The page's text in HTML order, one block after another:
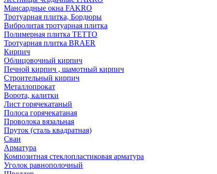
Мансардные окна FAKRO
Тротуарная плитка, Бордюры
Вибролитая тротуарная плитка
Полимерная плитка TETTO
Тротуарная плитка BRAER
Кирпич
Облицовочный кирпич
Печной кирпич , шамотный кирпич
Строительный кирпич
Металлопрокат
Ворота, калитки
Лист горячекатаный
Полоса горячекатаная
Проволока вязальная
Пруток (сталь квадратная)
Сваи
Арматура
Композитная стеклопластиковая арматура
Уголок равнополочный